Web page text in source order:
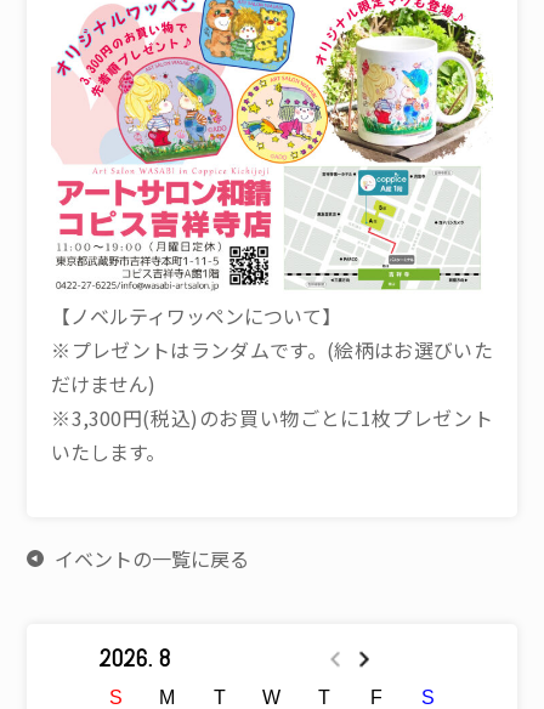
【ノベルティワッペンについて】
※プレゼントはランダムです。(絵柄はお選びいた
だけません)
※3,300円(税込)のお買い物ごとに1枚プレゼント
いたします。
イベントの一覧に戻る
2026. 8
S M T W T F S